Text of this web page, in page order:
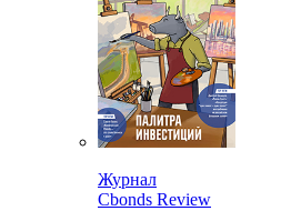
Журнал
Cbonds Review